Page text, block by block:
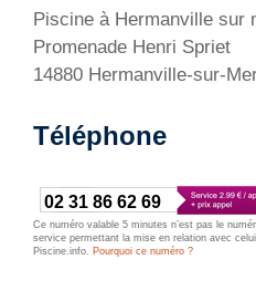
Piscine à Hermanville sur
Promenade Henri Spriet
14880 Hermanville-sur-
Téléphone
02 31 86 62 69
Ce numéro valable 5 minutes n’est pas le
service permettant la mise en relation avec
Piscine.info. Pourquoi ce numéro ?